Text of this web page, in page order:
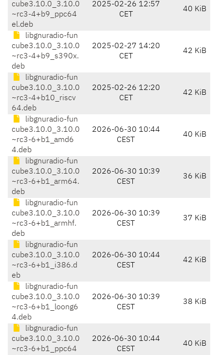
cube3.10.0_3.10.0
~rc3-4+b9_ppc64
el.deb
2025-02-26 12:57
CET
40 KiB
libgnuradio-fun
cube3.10.0_3.10.0
~rc3-4+b9_s390x.
deb
2025-02-27 14:20
CET
42 KiB
libgnuradio-fun
cube3.10.0_3.10.0
~rc3-4+b10_riscv
64.deb
2025-02-26 12:20
CET
42 KiB
libgnuradio-fun
cube3.10.0_3.10.0
~rc3-6+b1_amd6
4.deb
2026-06-30 10:44
CEST
40 KiB
libgnuradio-fun
cube3.10.0_3.10.0
~rc3-6+b1_arm64.
deb
2026-06-30 10:39
CEST
36 KiB
libgnuradio-fun
cube3.10.0_3.10.0
~rc3-6+b1_armhf.
deb
2026-06-30 10:39
CEST
37 KiB
libgnuradio-fun
cube3.10.0_3.10.0
~rc3-6+b1_i386.d
eb
2026-06-30 10:44
CEST
42 KiB
libgnuradio-fun
cube3.10.0_3.10.0
~rc3-6+b1_loong6
4.deb
2026-06-30 10:39
CEST
38 KiB
libgnuradio-fun
cube3.10.0_3.10.0
~rc3-6+b1_ppc64
2026-06-30 10:44
CEST
40 KiB